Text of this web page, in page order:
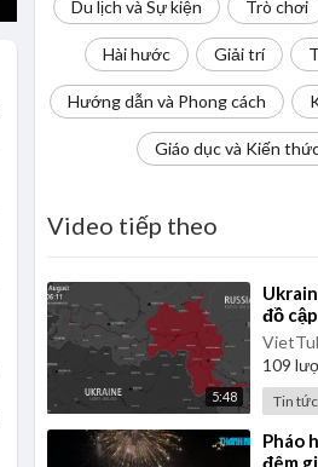
Du lịch và Sự kiện Trò chơi
Hài hước Giải trí
Hướng dẫn và Phong cách
Giáo dục và Kiến
Video tiếp theo
5:48
đồ
đóng
06/
109
Tin
⁣Pháo
đêm